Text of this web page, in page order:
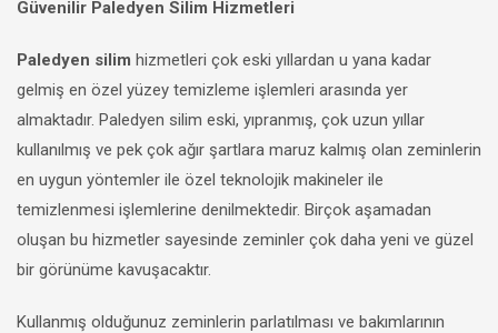
Güvenilir Paledyen Silim Hizmetleri
Paledyen silim hizmetleri çok eski yıllardan u yana kadar
gelmiş en özel yüzey temizleme işlemleri arasında yer
almaktadır. Paledyen silim eski, yıpranmış, çok uzun yıllar
kullanılmış ve pek çok ağır şartlara maruz kalmış olan zeminlerin
en uygun yöntemler ile özel teknolojik makineler ile
temizlenmesi işlemlerine denilmektedir. Birçok aşamadan
oluşan bu hizmetler sayesinde zeminler çok daha yeni ve güzel
bir görünüme kavuşacaktır.
Kullanmış olduğunuz zeminlerin parlatılması ve bakımlarının